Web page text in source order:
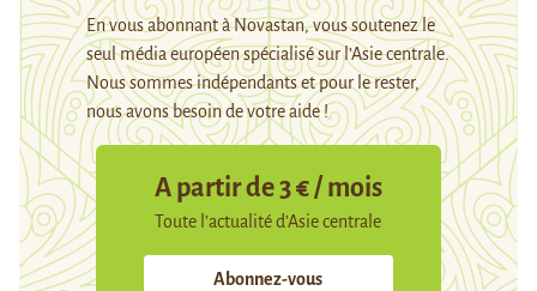
En vous abonnant à Novastan, vous soutenez le
seul média européen spécialisé sur l’Asie centrale.
Nous sommes indépendants et pour le rester,
nous avons besoin de votre aide !
A partir de 3 € / mois
Toute l’actualité d’Asie centrale
Abonnez-vous